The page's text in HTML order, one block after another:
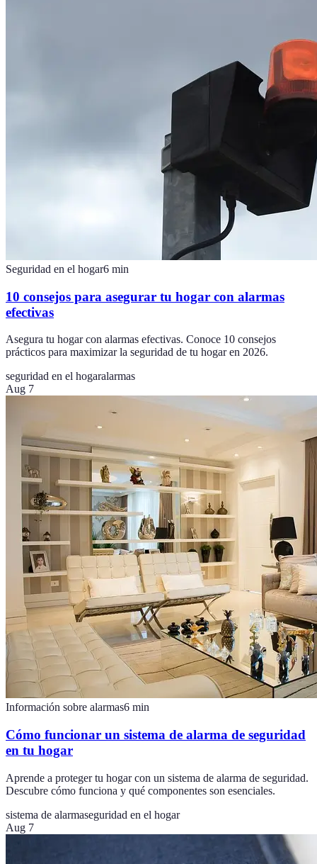
Seguridad en el hogar6 min
10 consejos para asegurar tu hogar con alarmas
efectivas
Asegura tu hogar con alarmas efectivas. Conoce 10 consejos
prácticos para maximizar la seguridad de tu hogar en 2026.
seguridad en el hogaralarmas
Aug 7
Información sobre alarmas6 min
Cómo funcionar un sistema de alarma de seguridad
en tu hogar
Aprende a proteger tu hogar con un sistema de alarma de seguridad.
Descubre cómo funciona y qué componentes son esenciales.
sistema de alarmaseguridad en el hogar
Aug 7